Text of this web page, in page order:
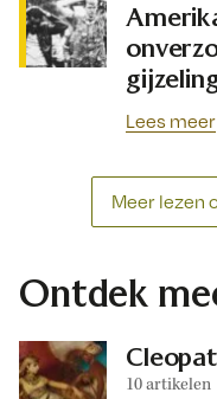
Lees meer
Meer lezen
Ontdek
10 artikelen